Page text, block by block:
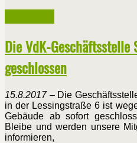
Die VdK-
geschlossen
15.8.2017– Die
in der Lessingstraße 6 ist
Gebäude ab sofort
Bleibe und werden unsere
informieren,